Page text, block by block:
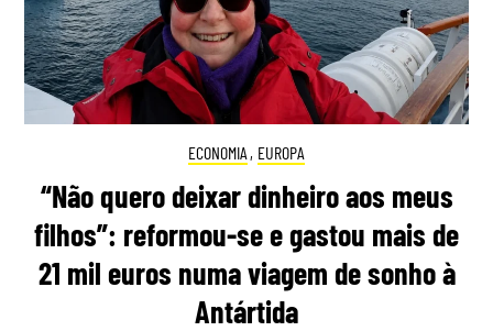
ECONOMIA , EUROPA
“Não quero deixar dinheiro aos meus
filhos”: reformou-se e gastou mais de
21 mil euros numa viagem de sonho à
Antártida